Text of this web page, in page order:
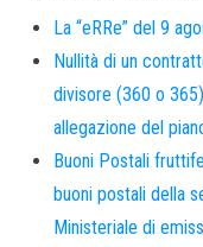
La “eRRe” del 9
Nullità di un
divisore (360 o
allegazione del
Buoni Postali
buoni postali della
Ministeriale di